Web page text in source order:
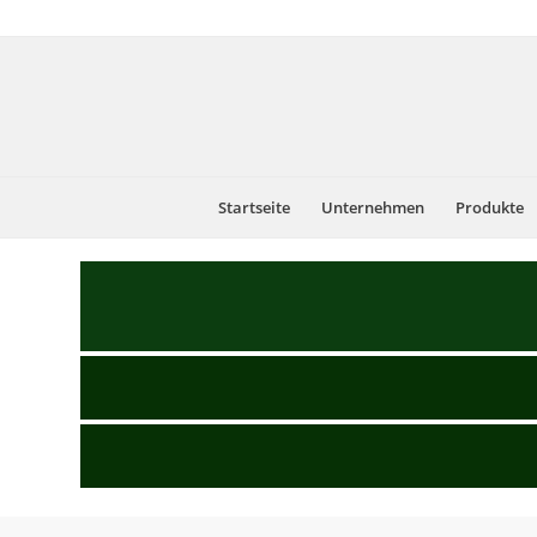
Startseite Unternehmen Produkte